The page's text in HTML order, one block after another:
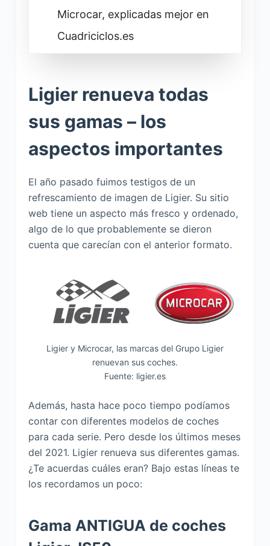
Microcar, explicadas mejor en
Cuadriciclos.es
Ligier renueva todas
sus gamas – los
aspectos importantes
El año pasado fuimos testigos de un
refrescamiento de imagen de Ligier. Su sitio
web tiene un aspecto más fresco y ordenado,
algo de lo que probablemente se dieron
cuenta que carecían con el anterior formato.
Ligier y Microcar, las marcas del Grupo Ligier
renuevan sus coches.
Fuente: ligier.es
Además, hasta hace poco tiempo podíamos
contar con diferentes modelos de coches
para cada serie. Pero desde los últimos meses
del 2021. Ligier renueva sus diferentes gamas.
¿Te acuerdas cuáles eran? Bajo estas líneas te
los recordamos un poco:
Gama ANTIGUA de coches